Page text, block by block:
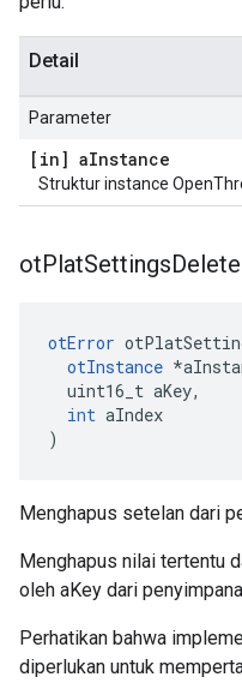
Detail
Parameter
[in] aInstance
Struktur instance
otPlatSettingsDelete
otError
otInstance *
uint16_t aKey,
int aIndex
)
Menghapus setelan dari
Menghapus nilai tertentu
oleh aKey dari
Perhatikan bahwa
diperlukan untuk